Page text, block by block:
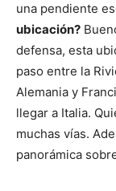
una pendiente
ubicación?
defensa, esta
paso entre la
Alemania y
llegar a Italia.
muchas vías.
panorámica